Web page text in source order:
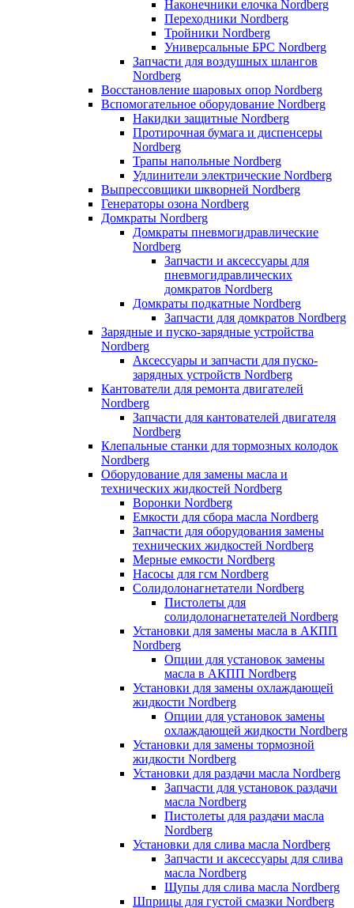
Наконечники елочка Nordberg
Переходники Nordberg
Тройники Nordberg
Универсальные БРС Nordberg
Запчасти для воздушных шлангов
Nordberg
Восстановление шаровых опор Nordberg
Вспомогательное оборудование Nordberg
Накидки защитные Nordberg
Протирочная бумага и диспенсеры
Nordberg
Трапы напольные Nordberg
Удлинители электрические Nordberg
Выпрессовщики шкворней Nordberg
Генераторы озона Nordberg
Домкраты Nordberg
Домкраты пневмогидравлические
Nordberg
Запчасти и аксессуары для
пневмогидравлических
домкратов Nordberg
Домкраты подкатные Nordberg
Запчасти для домкратов Nordberg
Зарядные и пуско-зарядные устройства
Nordberg
Аксессуары и запчасти для пуско-
зарядных устройств Nordberg
Кантователи для ремонта двигателей
Nordberg
Запчасти для кантователей двигателя
Nordberg
Клепальные станки для тормозных колодок
Nordberg
Оборудование для замены масла и
технических жидкостей Nordberg
Воронки Nordberg
Емкости для сбора масла Nordberg
Запчасти для оборудования замены
технических жидкостей Nordberg
Мерные емкости Nordberg
Насосы для гсм Nordberg
Солидолонагнетатели Nordberg
Пистолеты для
солидолонагнетателей Nordberg
Установки для замены масла в АКПП
Nordberg
Опции для установок замены
масла в АКПП Nordberg
Установки для замены охлаждающей
жидкости Nordberg
Опции для установок замены
охлаждающей жидкости Nordberg
Установки для замены тормозной
жидкости Nordberg
Установки для раздачи масла Nordberg
Запчасти для установок раздачи
масла Nordberg
Пистолеты для раздачи масла
Nordberg
Установки для слива масла Nordberg
Запчасти и аксессуары для слива
масла Nordberg
Щупы для слива масла Nordberg
Шприцы для густой смазки Nordberg